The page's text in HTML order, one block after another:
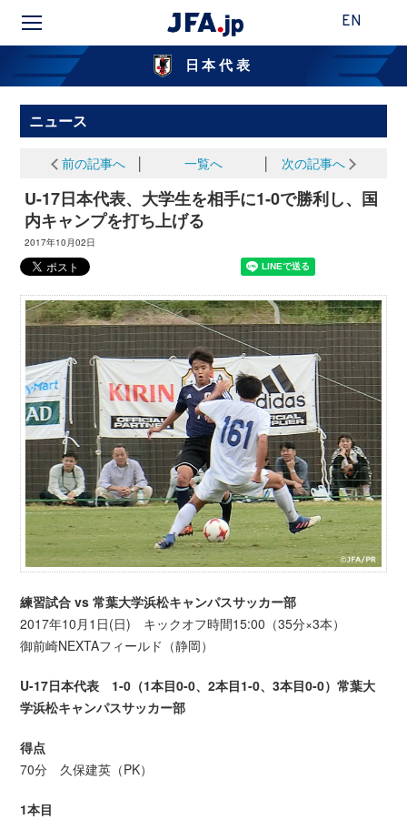
EN
日本代表
ニュース
前の記事へ 一覧へ 次の記事へ
U-17日本代表、大学生を相手に1-0で勝利し、国
内キャンプを打ち上げる
2017年10月02日
練習試合 vs 常葉大学浜松キャンパスサッカー部
2017年10月1日(日) キックオフ時間15:00（35分×3本）
御前崎NEXTAフィールド（静岡）
U-17日本代表 1-0（1本目0-0、2本目1-0、3本目0-0）常葉大
学浜松キャンパスサッカー部
得点
70分 久保建英（PK）
1本目